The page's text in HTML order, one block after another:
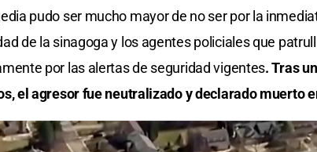
pudo ser mucho mayor de no ser por la
de la sinagoga y los agentes policiales que
por las alertas de seguridad vigentes. Tras
el agresor fue neutralizado y declarado muerto